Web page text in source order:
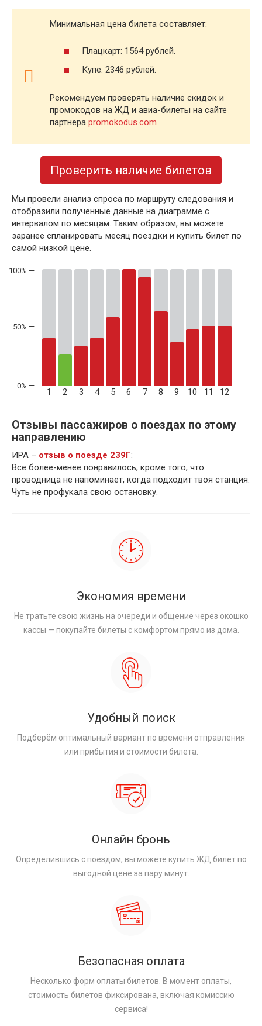
Минимальная цена билета составляет:
Плацкарт: 1564 рублей.
Купе: 2346 рублей.
Рекомендуем проверять наличие скидок и
промокодов на ЖД и авиа-билеты на сайте
партнера promokodus.com
Проверить наличие билетов
Мы провели анализ спроса по маршруту следования и
отобразили полученные данные на диаграмме с
интервалом по месяцам. Таким образом, вы можете
заранее спланировать месяц поездки и купить билет по
самой низкой цене.
50% —
1 2 3 4 5 6 7 8 9 10 11 12
Отзывы пассажиров о поездах по этому
направлению
ИРА – отзыв о поезде 239Г:
Все более-менее понравилось, кроме того, что
проводница не напоминает, когда подходит твоя станция.
Чуть не профукала свою остановку.
Экономия времени
Не тратьте свою жизнь на очереди и общение через окошко
кассы — покупайте билеты с комфортом прямо из дома.
Удобный поиск
Подберём оптимальный вариант по времени отправления
или прибытия и стоимости билета.
Онлайн бронь
Определившись с поездом, вы можете купить ЖД билет по
выгодной цене за пару минут.
Безопасная оплата
Несколько форм оплаты билетов. В момент оплаты,
стоимость билетов фиксирована, включая комиссию
сервиса!